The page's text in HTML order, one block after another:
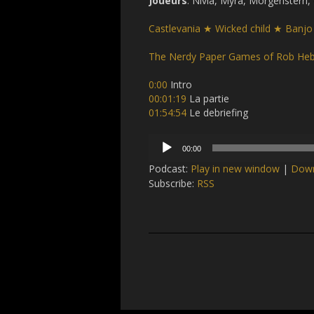
Castlevania ★ Wicked child ★
The Nerdy Paper Games of Rob
0:00 Intro
00:01:19 La partie
01:54:54 Le debriefing
Audio
Player
00:00
Podcast: Play in new window |
Subscribe: RSS